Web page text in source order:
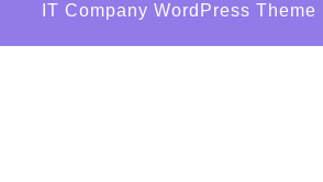
IT Company WordPress Theme